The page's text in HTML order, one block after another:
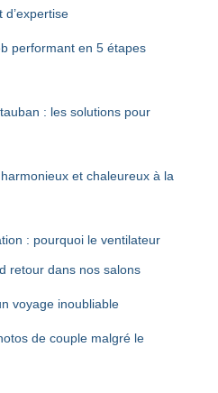
performant en 5 étapes
: les solutions pour
et chaleureux à la
: pourquoi le ventilateur
retour dans nos salons
voyage inoubliable
de couple malgré le